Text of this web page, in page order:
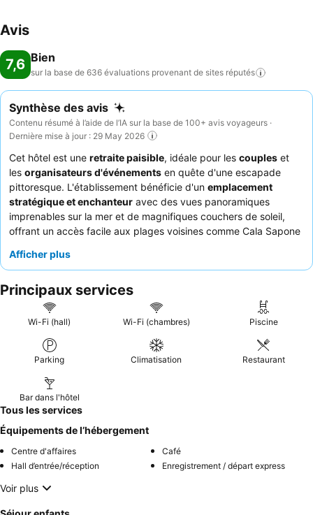
Avis
7,6 Bien
sur la base de 636 évaluations provenant de sites réputés
Synthèse des avis
Contenu résumé à l’aide de l’IA sur la base de 100+ avis voyageurs ·
Dernière mise à jour : 29 May 2026
Cet hôtel est une retraite paisible, idéale pour les couples et
les organisateurs d'événements en quête d'une escapade
pittoresque. L'établissement bénéficie d'un emplacement
stratégique et enchanteur avec des vues panoramiques
imprenables sur la mer et de magnifiques couchers de soleil,
offrant un accès facile aux plages voisines comme Cala Sapone
nouvellement construite
spéciales. Lepersonnel aimable et serviable
réception, est constamment félicité pour son aide et son
dévouement. Pour une expérience vraiment mémorable, pensez
pleinement le cadre magnifique.
Afficher plus
Principaux services
Wi-Fi (hall) Wi-Fi (chambres) Piscine
Parking Climatisation Restaurant
Bar dans l'hôtel
Tous les services
Équipements de l’hébergement
Centre d'affaires
Café
Hall d’entrée/réception
Enregistrement / départ express
Voir plus